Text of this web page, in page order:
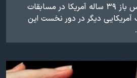
سرینا ویلیامز تنیس باز ۳۹ ساله آمریکا در مسابقات
آمریکایی دیگر در دور نخست این